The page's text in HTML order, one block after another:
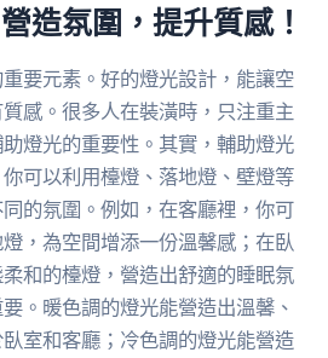
造氛圍，提升質感！
要元素。好的燈光設計，能讓空
感。很多人在裝潢時，只注重主
燈光的重要性。其實，輔助燈光
可以利用檯燈、落地燈、壁燈等
的氛圍。例如，在客廳裡，你可
，為空間增添一份溫馨感；在臥
和的檯燈，營造出舒適的睡眠氛
。暖色調的燈光能營造出溫馨、
室和客廳；冷色調的燈光能營造